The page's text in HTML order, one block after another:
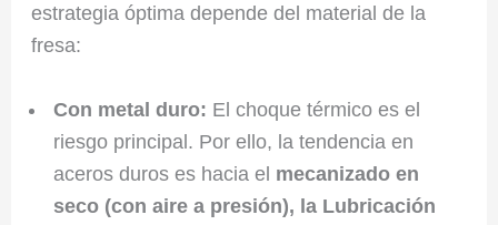
estrategia óptima depende del material de la
fresa:
Con metal duro: El choque térmico es el
riesgo principal. Por ello, la tendencia en
aceros duros es hacia el mecanizado en
seco (con aire a presión), la Lubricación